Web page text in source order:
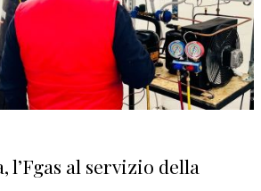
l’Fgas al servizio della